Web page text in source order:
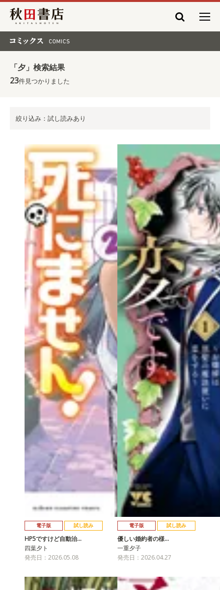
秋田書店
「夕」検索結果
23件見つかりました
絞り込み：試し読みあり
電子版 試し読み
HP5ですけど自動治…
四葉夕ト
発売日：2026.05.08
電子版 試し読み
優しい婚約者の様…
一重夕子
発売日：2026.04.27